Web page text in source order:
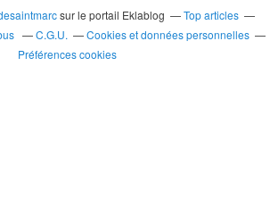
sur le portail Eklablog
Top articles
C.G.U.
Cookies et données personnelles
Préférences cookies